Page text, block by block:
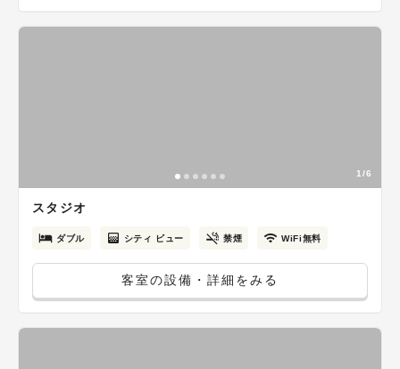
1/6
スタジオ
ダブル シティ ビュー 禁煙 WiFi無料
客室の設備・詳細をみる